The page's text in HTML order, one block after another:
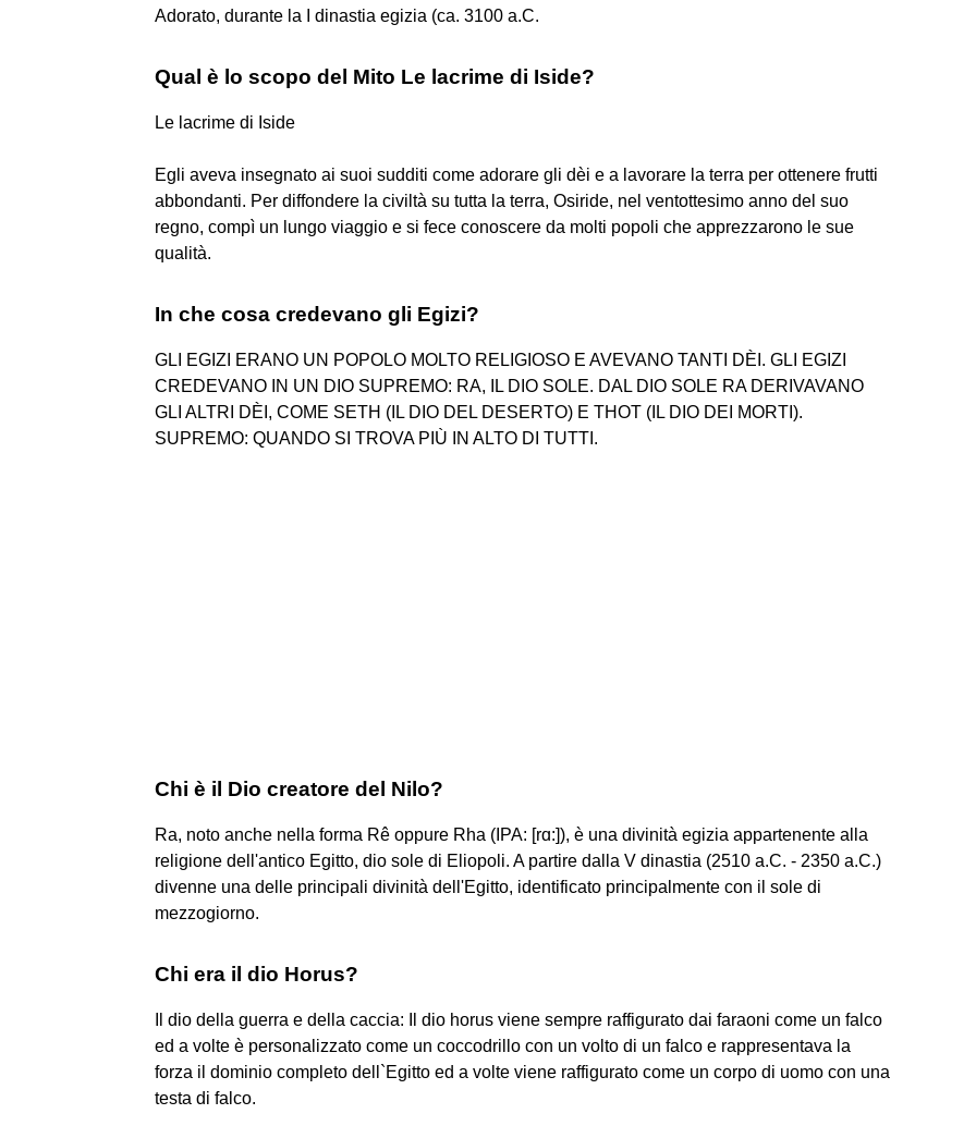
Adorato, durante la I dinastia egizia (ca. 3100 a.C.
Qual è lo scopo del Mito Le lacrime di Iside?
Le lacrime di Iside
Egli aveva insegnato ai suoi sudditi come adorare gli dèi e a lavorare la terra per ottenere frutti
abbondanti. Per diffondere la civiltà su tutta la terra, Osiride, nel ventottesimo anno del suo
regno, compì un lungo viaggio e si fece conoscere da molti popoli che apprezzarono le sue
qualità.
In che cosa credevano gli Egizi?
GLI EGIZI ERANO UN POPOLO MOLTO RELIGIOSO E AVEVANO TANTI DÈI. GLI EGIZI
CREDEVANO IN UN DIO SUPREMO: RA, IL DIO SOLE. DAL DIO SOLE RA DERIVAVANO
GLI ALTRI DÈI, COME SETH (IL DIO DEL DESERTO) E THOT (IL DIO DEI MORTI).
SUPREMO: QUANDO SI TROVA PIÙ IN ALTO DI TUTTI.
Chi è il Dio creatore del Nilo?
Ra, noto anche nella forma Rê oppure Rha (IPA: [rɑ:]), è una divinità egizia appartenente alla
religione dell'antico Egitto, dio sole di Eliopoli. A partire dalla V dinastia (2510 a.C. - 2350 a.C.)
divenne una delle principali divinità dell'Egitto, identificato principalmente con il sole di
mezzogiorno.
Chi era il dio Horus?
Il dio della guerra e della caccia: Il dio horus viene sempre raffigurato dai faraoni come un falco
ed a volte è personalizzato come un coccodrillo con un volto di un falco e rappresentava la
forza il dominio completo dell`Egitto ed a volte viene raffigurato come un corpo di uomo con una
testa di falco.